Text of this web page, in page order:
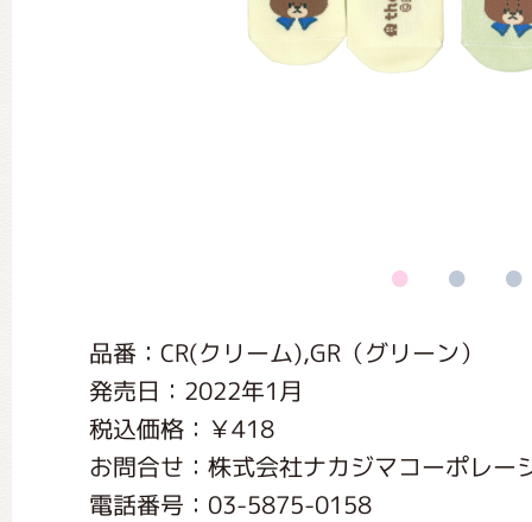
品番：CR(クリーム),GR（グリーン）
発売日：2022年1月
税込価格：￥418
お問合せ：株式会社ナカジマコーポレー
電話番号：03-5875-0158
チア ジャッキーズ！
くまのがっこう 家庭科部